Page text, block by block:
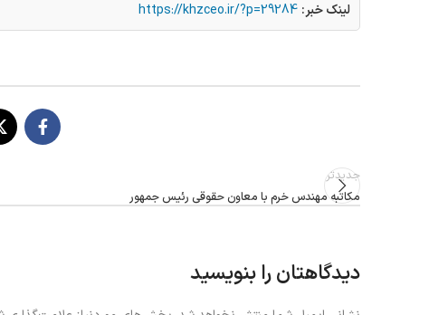
لینک خبر: https://khzceo.ir/?p=29284
جدیدتر
مکاتبه مهندس خرم با معاون حقوقی رئیس جمهور
دیدگاهتان را بنویسید